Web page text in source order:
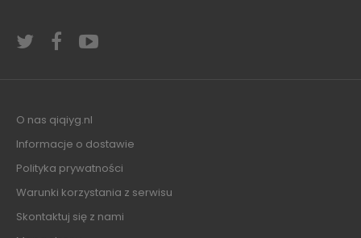
O nas qiqiyg.nl
Informacje o dostawie
Polityka prywatności
Warunki korzystania z serwisu
Skontaktuj się z nami